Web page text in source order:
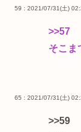
59 : 2021/07/31(土)
>>57
そこま
65 : 2021/07/31(土)
>>59